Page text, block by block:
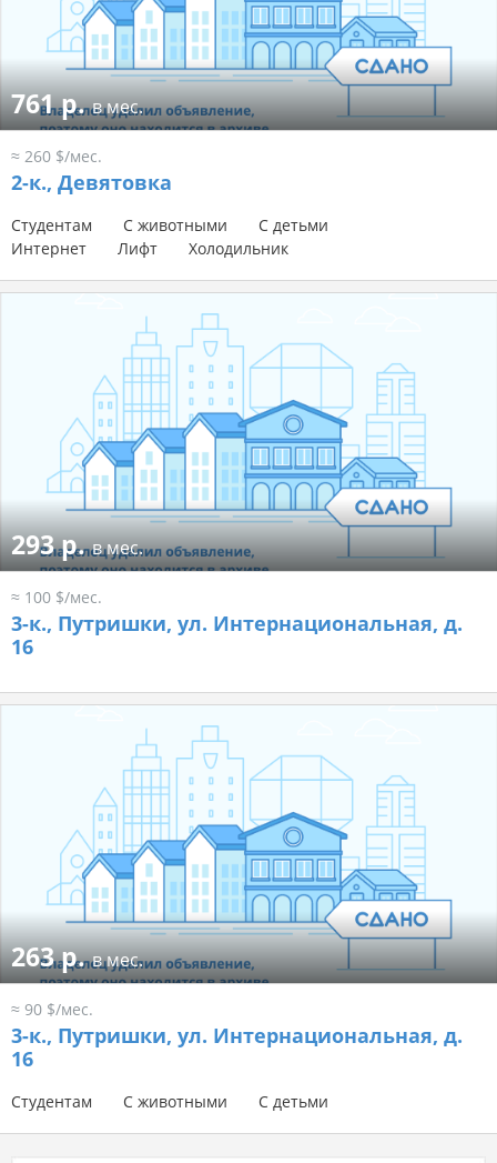
761 р.в мес.
≈ 260 $/мес.
2-к., Девятовка
Студентам С животными
С детьми
Интернет
Лифт Холодильник
293 р.в мес.
≈ 100 $/мес.
3-к., Путришки, ул. Интернациональная, д.
16
263 р.в мес.
≈ 90 $/мес.
3-к., Путришки, ул. Интернациональная, д.
16
Студентам С животными С детьми